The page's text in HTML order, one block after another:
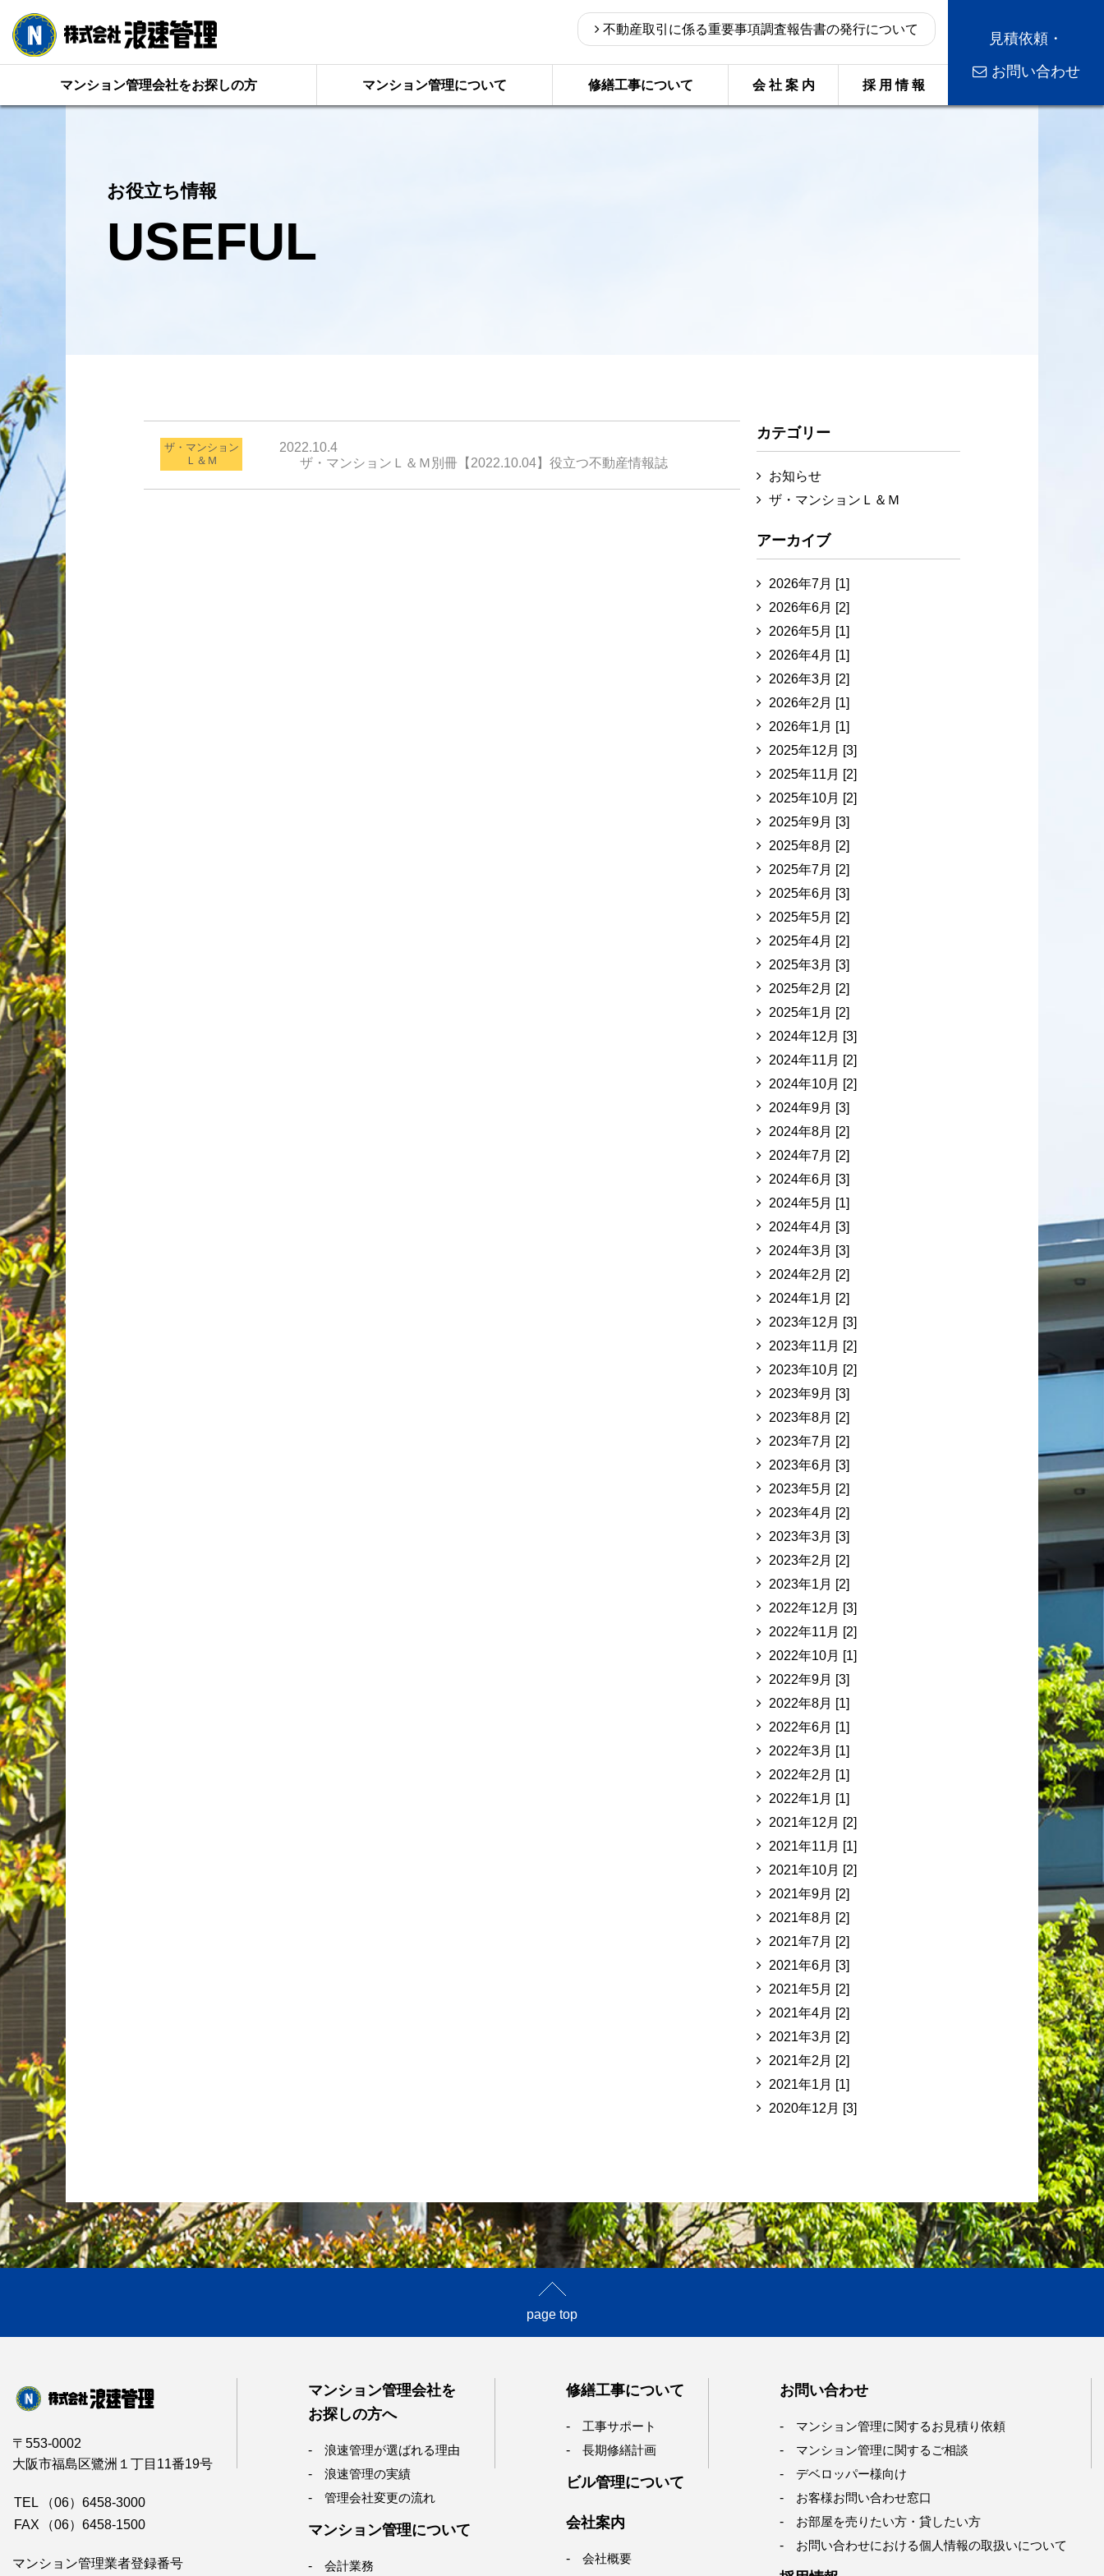
不動産取引に係る重要事項調査報告書の発行について
マンション管理会社をお探しの方 マンション管理について 修繕工事について 会 社 案 内 採 用 情 報
見積依頼・
お問い合わせ
お役立ち情報
USEFUL
ザ・マンション
Ｌ＆Ｍ
2022.10.4
ザ・マンションＬ＆Ｍ別冊【2022.10.04】役立つ不動産情報誌
カテゴリー
お知らせ
ザ・マンションＬ＆Ｍ
アーカイブ
2026年7月 [1]
2026年6月 [2]
2026年5月 [1]
2026年4月 [1]
2026年3月 [2]
2026年2月 [1]
2026年1月 [1]
2025年12月 [3]
2025年11月 [2]
2025年10月 [2]
2025年9月 [3]
2025年8月 [2]
2025年7月 [2]
2025年6月 [3]
2025年5月 [2]
2025年4月 [2]
2025年3月 [3]
2025年2月 [2]
2025年1月 [2]
2024年12月 [3]
2024年11月 [2]
2024年10月 [2]
2024年9月 [3]
2024年8月 [2]
2024年7月 [2]
2024年6月 [3]
2024年5月 [1]
2024年4月 [3]
2024年3月 [3]
2024年2月 [2]
2024年1月 [2]
2023年12月 [3]
2023年11月 [2]
2023年10月 [2]
2023年9月 [3]
2023年8月 [2]
2023年7月 [2]
2023年6月 [3]
2023年5月 [2]
2023年4月 [2]
2023年3月 [3]
2023年2月 [2]
2023年1月 [2]
2022年12月 [3]
2022年11月 [2]
2022年10月 [1]
2022年9月 [3]
2022年8月 [1]
2022年6月 [1]
2022年3月 [1]
2022年2月 [1]
2022年1月 [1]
2021年12月 [2]
2021年11月 [1]
2021年10月 [2]
2021年9月 [2]
2021年8月 [2]
2021年7月 [2]
2021年6月 [3]
2021年5月 [2]
2021年4月 [2]
2021年3月 [2]
2021年2月 [2]
2021年1月 [1]
2020年12月 [3]
page top
〒553-0002
大阪市福島区鷺洲１丁目11番19号
TEL
（06）6458-3000
FAX
（06）6458-1500
マンション管理業者登録番号
マンション管理会社を
お探しの方へ
浪速管理が選ばれる理由
浪速管理の実績
管理会社変更の流れ
マンション管理について
会計業務
修繕工事について
工事サポート
長期修繕計画
ビル管理について
会社案内
会社概要
お問い合わせ
マンション管理に関するお見積り依頼
マンション管理に関するご相談
デベロッパー様向け
お客様お問い合わせ窓口
お部屋を売りたい方・貸したい方
お問い合わせにおける個人情報の取扱いについて